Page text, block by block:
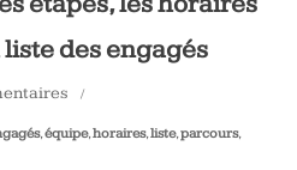
des engagés
,équipe,horaires,liste,parcours,